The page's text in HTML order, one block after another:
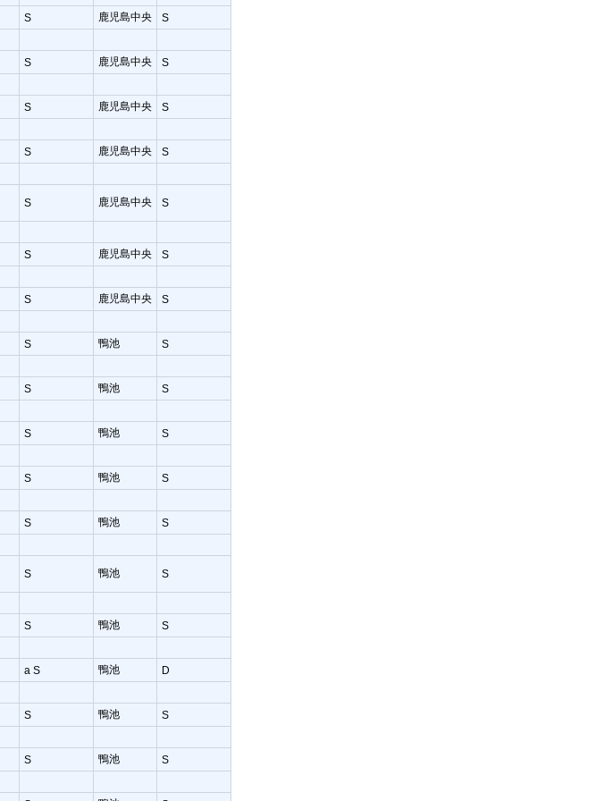
S 鹿児島中央
S
S 鹿児島中央
S
S 鹿児島中央
S
S 鹿児島中央
S
S 鹿児島中央 S
S 鹿児島中央
S
S 鹿児島中央
S
S 鴨池
S
S 鴨池
S
S 鴨池
S
S 鴨池
S
S 鴨池
S
S 鴨池 S
S 鴨池
S
a S 鴨池
D
S 鴨池
S
S 鴨池
S